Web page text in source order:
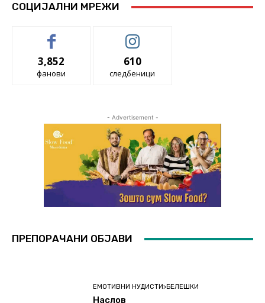
СОЦИЈАЛНИ МРЕЖИ
3,852
фанови
610
следбеници
- Advertisement -
ПРЕПОРАЧАНИ ОБЈАВИ
ЕМОТИВНИ НУДИСТИ>БЕЛЕШКИ
Наслов